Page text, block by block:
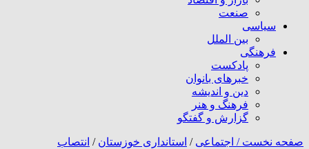
صنعت
سیاسی
بین الملل
فرهنگی
پادکست
خبرهای بانوان
دین و اندیشه
فرهنگ و هنر
گزارش و گفتگو
صفحه نخست / اجتماعی / استانداری خوزستان / انتصاب